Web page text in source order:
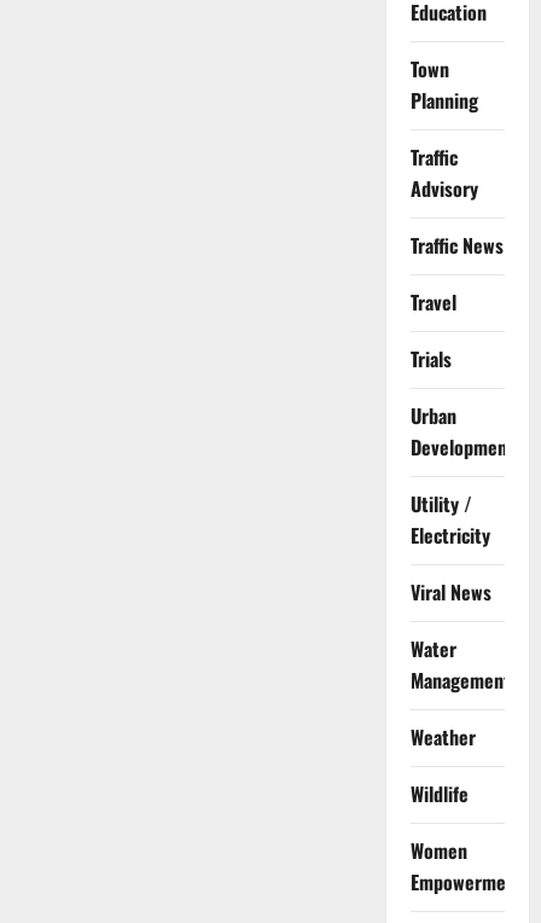
Education
Town
Planning
Traffic
Advisory
Traffic News
Travel
Trials
Urban
Development
Utility /
Electricity
Viral News
Water
Management
Weather
Wildlife
Women
Empowerment